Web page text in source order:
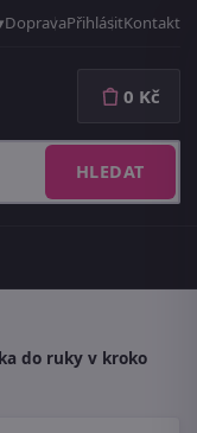
DopravaPřihlásitKontakt
HLEDAT
0 Kč
do ruky v kroko